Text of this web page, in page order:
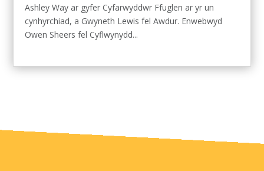
Ashley Way ar gyfer Cyfarwyddwr Ffuglen ar yr un
cynhyrchiad, a Gwyneth Lewis fel Awdur. Enwebwyd
Owen Sheers fel Cyflwynydd...